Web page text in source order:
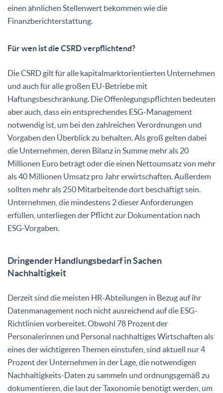
einen ähnlichen Stellenwert bekommen wie die
Finanzberichterstattung.
Für wen ist die CSRD verpflichtend?
Die CSRD gilt für alle kapitalmarktorientierten Unternehmen
und auch für alle großen EU-Betriebe mit
Haftungsbeschränkung. Die Offenlegungspflichten bedeuten
aber auch, dass ein entsprechendes ESG-Management
notwendig ist, um bei den zahlreichen Verordnungen und
Vorgaben den Überblick zu behalten. Als groß gelten dabei
die Unternehmen, deren Bilanz in Summe mehr als 20
Millionen Euro beträgt oder die einen Nettoumsatz von mehr
als 40 Millionen Umsatz pro Jahr erwirtschaften. Außerdem
sollten mehr als 250 Mitarbeitende dort beschäftigt sein.
Unternehmen, die mindestens 2 dieser Anforderungen
erfüllen, unterliegen der Pflicht zur Dokumentation nach
ESG-Vorgaben.
Dringender Handlungsbedarf in Sachen
Nachhaltigkeit
Derzeit sind die meisten HR-Abteilungen in Bezug auf ihr
Datenmanagement noch nicht ausreichend auf die ESG-
Richtlinien vorbereitet. Obwohl 78 Prozent der
Personalerinnen und Personal nachhaltiges Wirtschaften als
eines der wichtigeren Themen einstufen, sind aktuell nur 4
Prozent der Unternehmen in der Lage, die notwendigen
Nachhaltigkeits-Daten zu sammeln und ordnungsgemäß zu
dokumentieren, die laut der Taxonomie benötigt werden, um